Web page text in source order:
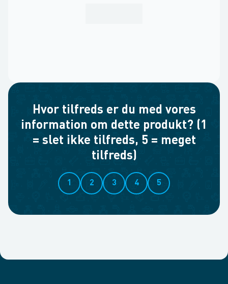
Hvor tilfreds er du med vores
information om dette produkt? (1
= slet ikke tilfreds, 5 = meget
tilfreds)
1 2 3 4 5